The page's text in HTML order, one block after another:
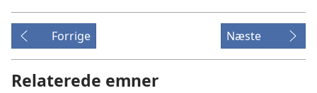
Forrige Næste
Relaterede emner